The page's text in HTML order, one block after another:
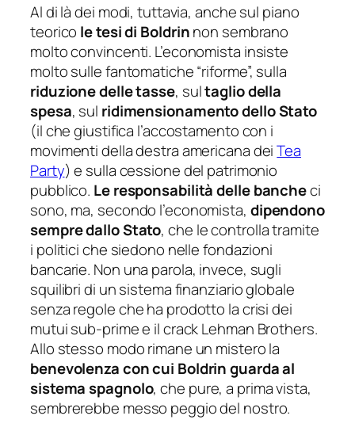
Al di là dei modi, tuttavia, anche sul piano
teorico le tesi di Boldrinnon sembrano
molto convincenti. L’economista insiste
molto sulle fantomatiche “riforme”, sulla
riduzione delle tasse, sultaglio della
spesa, sul ridimensionamentodello Stato
(il che giustifica l’accostamento con i
movimenti della destra americana deiTea
Party) e sulla cessione del patrimonio
pubblico. Le responsabilità delle bancheci
sono, ma, secondo l’economista, dipendono
sempre dallo Stato, che le controlla tramite
i politici che siedono nelle fondazioni
bancarie. Non una parola, invece, sugli
squilibri di un sistema finanziario globale
senza regole che ha prodotto la crisi dei
mutui sub-prime e il crack Lehman Brothers.
Allo stesso modo rimane un mistero la
benevolenza con cui Boldrin guarda al
sistema spagnolo, che pure, a prima vista,
sembrerebbe messo peggio del nostro.